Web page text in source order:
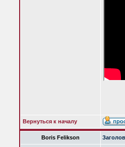
Вернуться к началу
Boris Felikson